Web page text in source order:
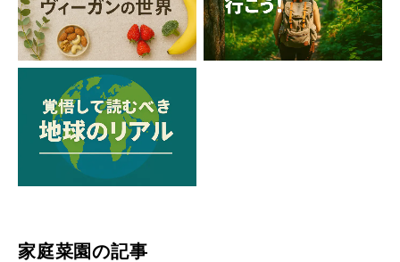
家庭菜園の記事